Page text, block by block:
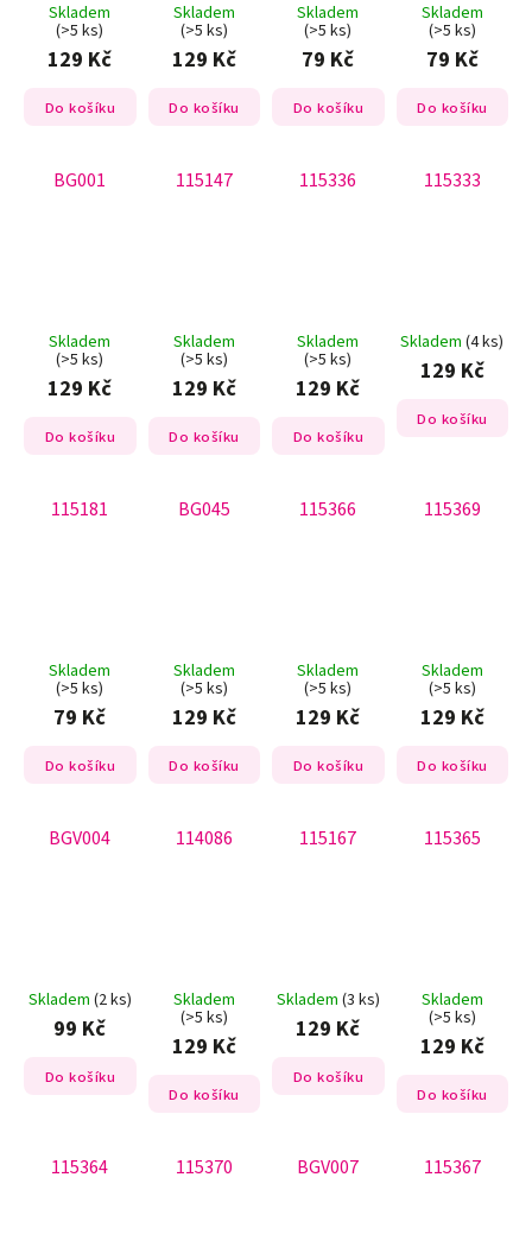
Skladem
(>5 ks)
129 Kč
Do košíku
Skladem
(>5 ks)
129 Kč
Do košíku
Skladem
(>5 ks)
79 Kč
Do košíku
Skladem
(>5 ks)
79 Kč
Do košíku
Skladem
(>5 ks)
129 Kč
Do košíku
BG001
Skladem
(>5 ks)
129 Kč
Do košíku
115147
Skladem
(>5 ks)
129 Kč
Do košíku
115336
Skladem(4 ks)
129 Kč
Do košíku
115333
Skladem
(>5 ks)
79 Kč
Do košíku
115181
Skladem
(>5 ks)
129 Kč
Do košíku
BG045
Skladem
(>5 ks)
129 Kč
Do košíku
115366
Skladem
(>5 ks)
129 Kč
Do košíku
115369
Skladem (2 ks)
99 Kč
Do košíku
BGV004
Skladem
(>5 ks)
129 Kč
Do košíku
114086
Skladem (3 ks)
129 Kč
Do košíku
115167
Skladem
(>5 ks)
129 Kč
Do košíku
115365
115364 115370 BGV007 115367